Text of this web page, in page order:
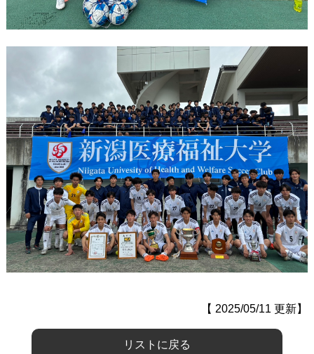
【 2025/05/11 更新】
リストに戻る